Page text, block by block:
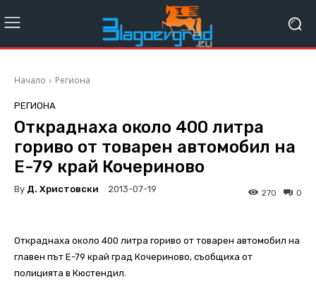
Начало Региона
РЕГИОНА
Откраднаха около 400 литра
гориво от товарен автомобил на
Е-79 край Кочериново
By Д. Христовски 2013-07-19 0
270
Откраднаха около 400 литра гориво от товарен автомобил на
главен път Е-79 край град Кочериново, съобщиха от
полицията в Кюстендил.